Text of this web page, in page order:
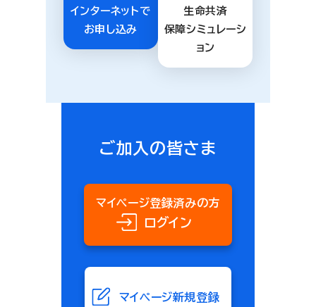
インターネットで
お申し込み
生命共済
保障シミュレーシ
ョン
ご加入の皆さま
マイページ登録済みの方
ログイン
マイページ新規登録